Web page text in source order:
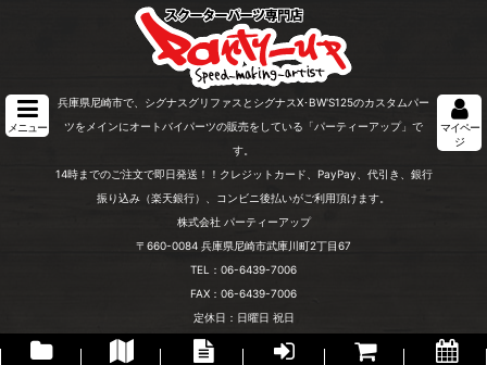
メニュー
兵庫県尼崎市で、シグナスグリファスとシグナスX･BW'S125のカスタムパー
ツをメインにオートバイパーツの販売をしている「パーティーアップ」で
す。
14時までのご注文で即日発送！！クレジットカード、PayPay、代引き、銀行
振り込み（楽天銀行）、コンビニ後払いがご利用頂けます。
株式会社 パーティーアップ
〒660-0084 兵庫県尼崎市武庫川町2丁目67
TEL：06-6439-7006
FAX：06-6439-7006
定休日：日曜日 祝日
マイペー
ジ